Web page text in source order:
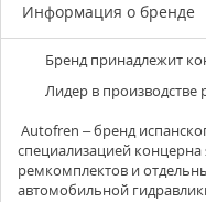
Информация о бренде
Бренд принадлежит
Лидер в
Autofren – бренд
специализацией концерна
ремкомплектов и
автомобильной